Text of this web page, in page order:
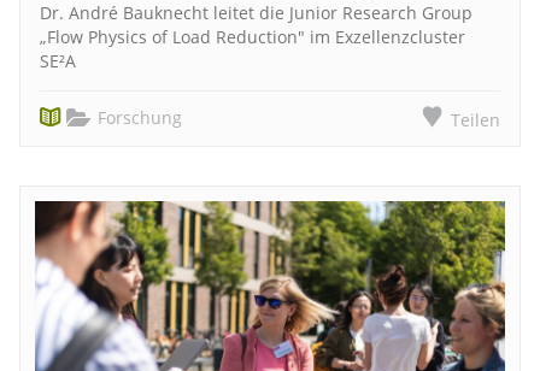
Dr. André Bauknecht leitet die Junior Research Group
„Flow Physics of Load Reduction" im Exzellenzcluster
SE²A
Forschung Teilen